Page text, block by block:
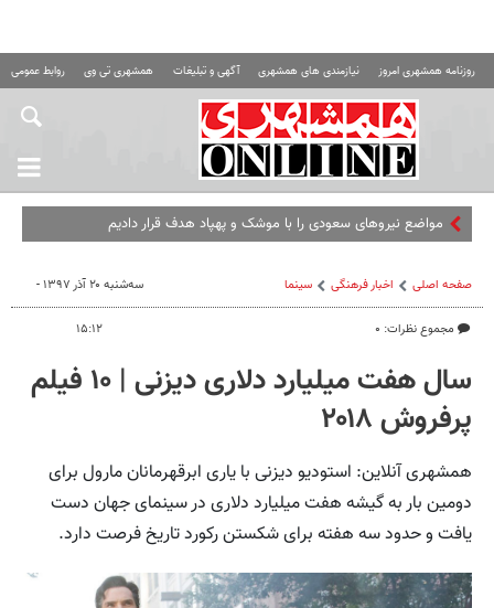
روزنامه همشهری امروز نیازمندی های همشهری آگهی و تبلیغات همشهری تی وی روابط عمومی
مواضع نیروهای سعودی را با موشک و پهپاد هدف قرار دادیم
صفحه اصلی اخبار فرهنگی سینما
مجموع نظرات: ۰
سه‌شنبه ۲۰ آذر ۱۳۹۷ -
۱۵:۱۲
سال هفت میلیارد دلاری دیزنی | ۱۰ فیلم
پرفروش ۲۰۱۸
همشهری آنلاین: استودیو دیزنی با یاری ابرقهرمانان مارول برای
دومین بار به گیشه هفت میلیارد دلاری در سینمای جهان دست
یافت و حدود سه هفته برای شکستن رکورد تاریخ فرصت دارد.